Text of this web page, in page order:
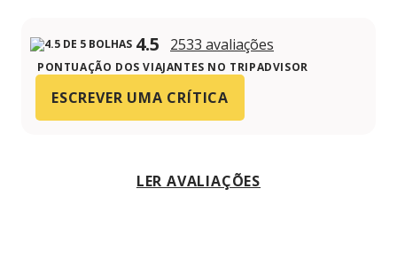
4.5 2533 avaliações
PONTUAÇÃO DOS VIAJANTES NO TRIPADVISOR
ESCREVER UMA CRÍTICA
LER AVALIAÇÕES